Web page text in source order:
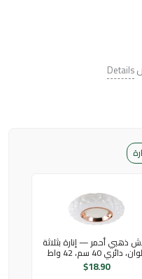
Details
ذهبي أحمر — إنارة بثلاثة
دائري 40 سم، 42 واط
$18.90